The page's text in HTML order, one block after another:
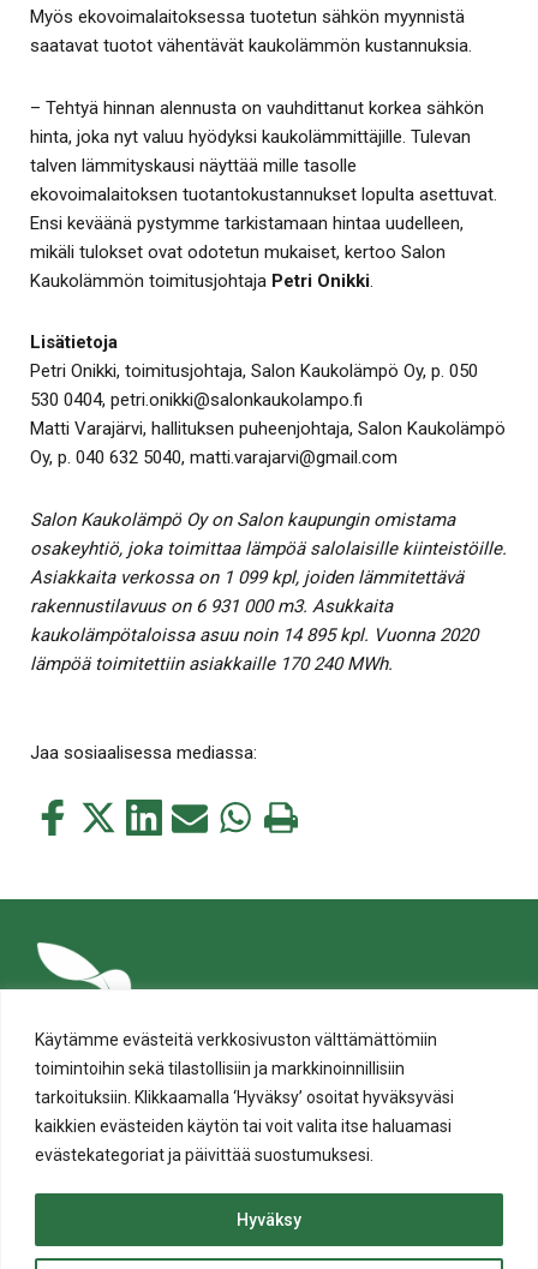
Käytämme evästeitä verkkosivuston välttämättömiin
toimintoihin sekä tilastollisiin ja markkinoinnillisiin
tarkoituksiin. Klikkaamalla ‘Hyväksy’ osoitat hyväksyväsi
kaikkien evästeiden käytön tai voit valita itse haluamasi
evästekategoriat ja päivittää suostumuksesi.
Hyväksy
Myös ekovoimalaitoksessa tuotetun sähkön myynnistä
saatavat tuotot vähentävät kaukolämmön kustannuksia.
– Tehtyä hinnan alennusta on vauhdittanut korkea sähkön
hinta, joka nyt valuu hyödyksi kaukolämmittäjille. Tulevan
talven lämmityskausi näyttää mille tasolle
ekovoimalaitoksen tuotantokustannukset lopulta asettuvat.
Ensi keväänä pystymme tarkistamaan hintaa uudelleen,
mikäli tulokset ovat odotetun mukaiset, kertoo Salon
Kaukolämmön toimitusjohtaja Petri Onikki
Lisätietoja
Petri Onikki, toimitusjohtaja, Salon Kaukolämpö Oy, p. 050
530 0404, petri.onikki@salonkaukolampo.fi
Matti Varajärvi, hallituksen puheenjohtaja, Salon Kaukolämpö
Oy, p. 040 632 5040, matti.varajarvi@gmail.com
Salon Kaukolämpö Oy on Salon kaupungin omistama
osakeyhtiö, joka toimittaa lämpöä salolaisille kiinteistöille.
Asiakkaita verkossa on 1 099 kpl, joiden lämmitettävä
rakennustilavuus on 6 931 000 m3. Asukkaita
kaukolämpötaloissa asuu noin 14 895 kpl. Vuonna 2020
lämpöä toimitettiin asiakkaille 170 240 MWh.
Jaa sosiaalisessa mediassa:
Jaa
Jaa
Jaa Jaa Jaa Tulosta